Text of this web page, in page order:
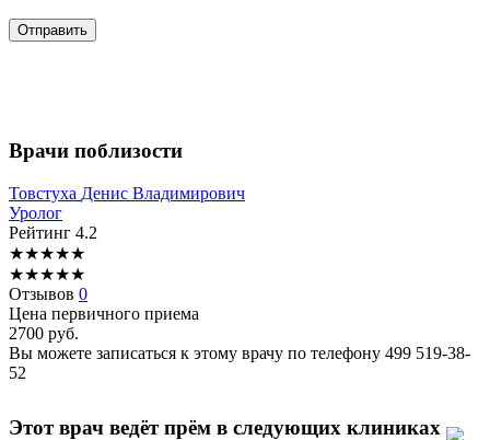
Врачи поблизости
Товстуха Денис Владимирович
Уролог
Рейтинг 4.2
★★★★★
★★★★★
Отзывов 0
Цена первичного приема
2700 руб.
Вы можете записаться к этому врачу по телефону 499 519-38-
52
Этот врач ведёт прём в следующих клиниках